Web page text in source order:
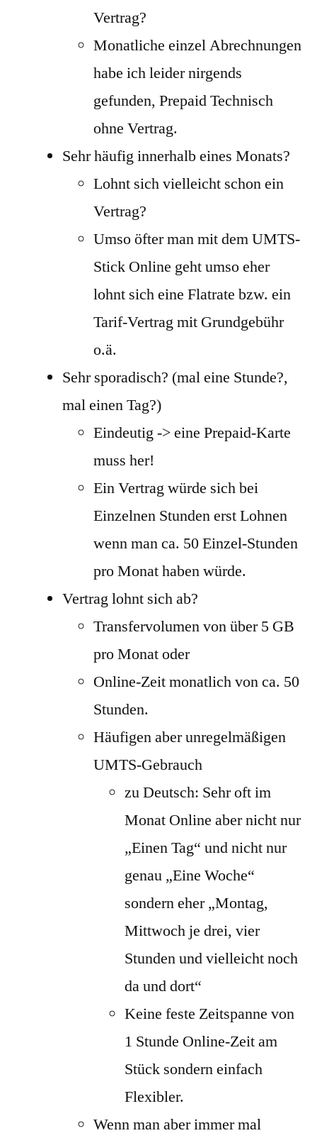
Vertrag?
Monatliche einzel Abrechnungen
habe ich leider nirgends
gefunden, Prepaid Technisch
ohne Vertrag.
Sehr häufig innerhalb eines Monats?
Lohnt sich vielleicht schon ein
Vertrag?
Umso öfter man mit dem UMTS-
Stick Online geht umso eher
lohnt sich eine Flatrate bzw. ein
Tarif-Vertrag mit Grundgebühr
o.ä.
Sehr sporadisch? (mal eine Stunde?,
mal einen Tag?)
Eindeutig -> eine Prepaid-Karte
muss her!
Ein Vertrag würde sich bei
Einzelnen Stunden erst Lohnen
wenn man ca. 50 Einzel-Stunden
pro Monat haben würde.
Vertrag lohnt sich ab?
Transfervolumen von über 5 GB
pro Monat oder
Online-Zeit monatlich von ca. 50
Stunden.
Häufigen aber unregelmäßigen
UMTS-Gebrauch
zu Deutsch: Sehr oft im
Monat Online aber nicht nur
„Einen Tag“ und nicht nur
genau „Eine Woche“
sondern eher „Montag,
Mittwoch je drei, vier
Stunden und vielleicht noch
da und dort“
Keine feste Zeitspanne von
1 Stunde Online-Zeit am
Stück sondern einfach
Flexibler.
Wenn man aber immer mal